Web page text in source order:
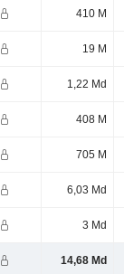
410 M
19 M
1,22 Md
408 M
705 M
6,03 Md
3 Md
14,68 Md